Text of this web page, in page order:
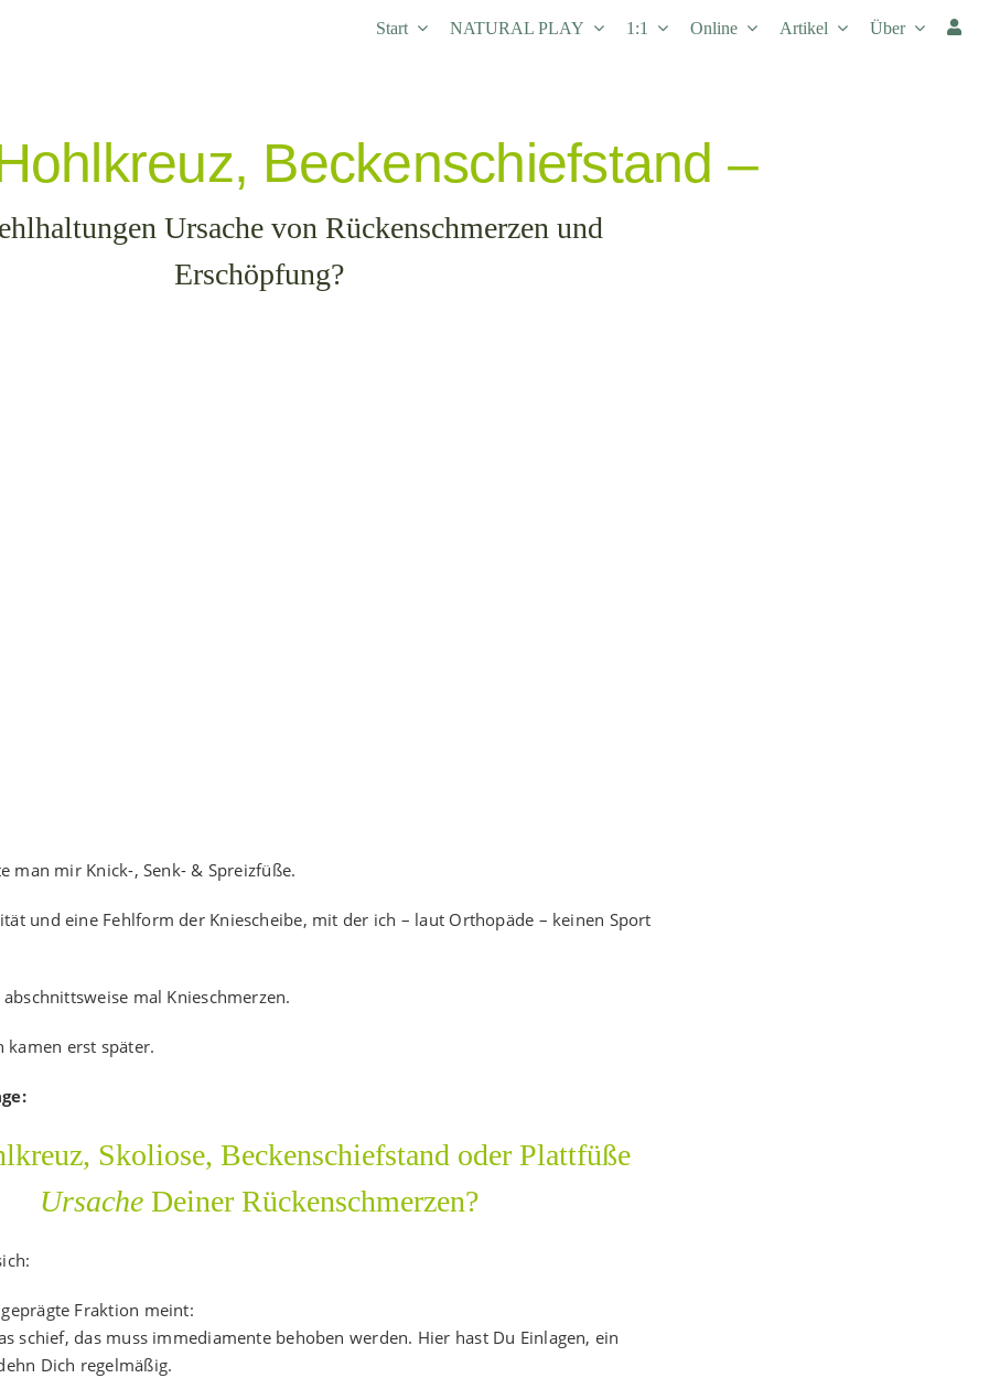
Start NATURAL PLAY 1:1 Online Artikel Über
Beckenschiefstand –
Ursache von Rückenschmerzen und
Erschöpfung?
man mir Knick-, Senk- & Spreizfüße.
und eine Fehlform der Kniescheibe, mit der ich – laut Orthopäde – keinen Sport
mal Knieschmerzen.
kamen erst später.
Skoliose, Beckenschiefstand oder Plattfüße
Ursache Deiner Rückenschmerzen?
Fraktion meint:
schief, das muss immediamente behoben werden. Hier hast Du Einlagen, ein
Dich regelmäßig.